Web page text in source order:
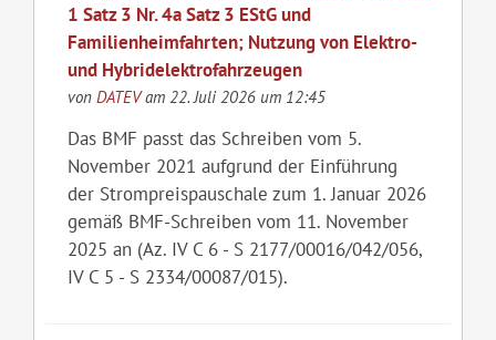
1 Satz 3 Nr. 4a Satz 3 EStG und
Familienheimfahrten; Nutzung von Elektro‑
und Hybridelektrofahrzeugen
von DATEVam 22. Juli 2026 um 12:45
Das BMF passt das Schreiben vom 5.
November 2021 aufgrund der Einführung
der Strompreispauschale zum 1. Januar 2026
gemäß BMF-Schreiben vom 11. November
2025 an (Az. IV C 6 - S 2177/00016/042/056,
IV C 5 - S 2334/00087/015).